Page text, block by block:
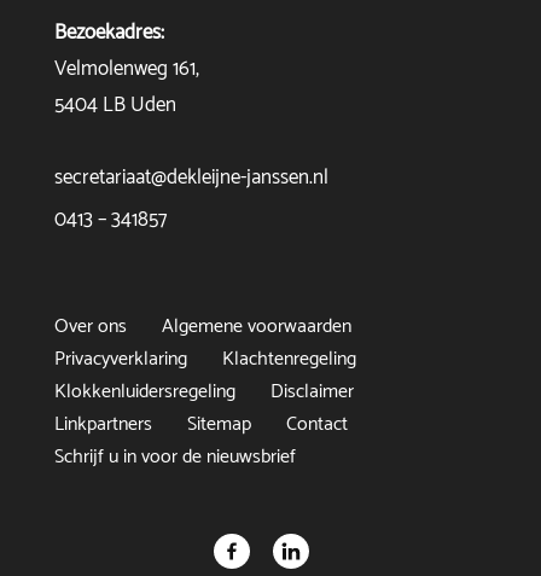
Bezoekadres:
Velmolenweg 161,
5404 LB Uden
secretariaat@dekleijne-janssen.nl
0413 – 341857
Over ons
Algemene voorwaarden
Privacyverklaring
Klachtenregeling
Klokkenluidersregeling
Disclaimer
Linkpartners
Sitemap
Contact
Schrijf u in voor de nieuwsbrief